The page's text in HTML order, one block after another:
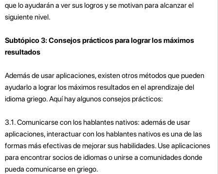
que lo ayudarán a ver sus logros y se motivan para alcanzar el
siguiente nivel.
Subtópico 3: Consejos prácticos para lograr los máximos
resultados
Además de usar aplicaciones, existen otros métodos que pueden
ayudarlo a lograr los máximos resultados en el aprendizaje del
idioma griego. Aquí hay algunos consejos prácticos:
3.1. Comunicarse con los hablantes nativos: además de usar
aplicaciones, interactuar con los hablantes nativos es una de las
formas más efectivas de mejorar sus habilidades. Use aplicaciones
para encontrar socios de idiomas o unirse a comunidades donde
pueda comunicarse en griego.